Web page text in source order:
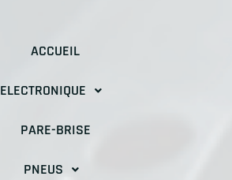
ACCUEIL
ELECTRONIQUE
PARE-BRISE
PNEUS